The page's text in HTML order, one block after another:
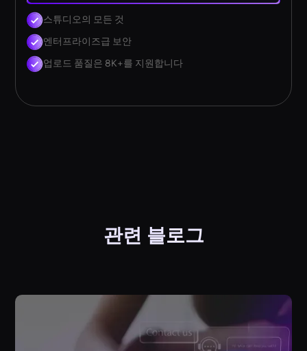
스튜디오의 모든 것
엔터프라이즈급 보안
업로드 품질은 8K+를 지원합니다
관련 블로그